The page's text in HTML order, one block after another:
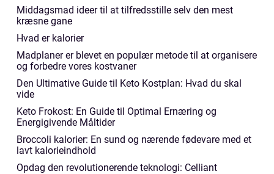
Middagsmad ideer til at tilfredsstille selv den mest
kræsne gane
Hvad er kalorier
Madplaner er blevet en populær metode til at organisere
og forbedre vores kostvaner
Den Ultimative Guide til Keto Kostplan: Hvad du skal
vide
Keto Frokost: En Guide til Optimal Ernæring og
Energigivende Måltider
Broccoli kalorier: En sund og nærende fødevare med et
lavt kalorieindhold
Opdag den revolutionerende teknologi: Celliant